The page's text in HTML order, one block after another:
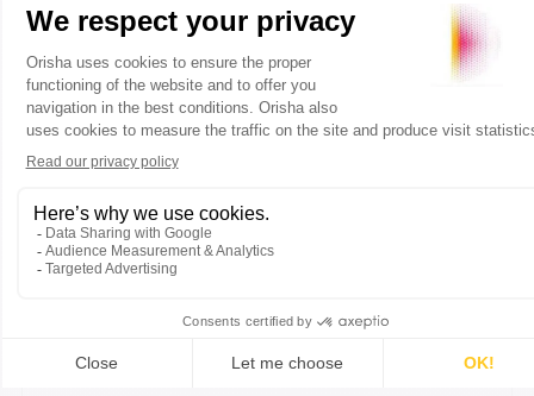
transactions au sein
dupoint de vente
doit être fluide,
fiable et
compatible avec de
méthodes /
options de
paiement
expérience de
caisse
rapide pour